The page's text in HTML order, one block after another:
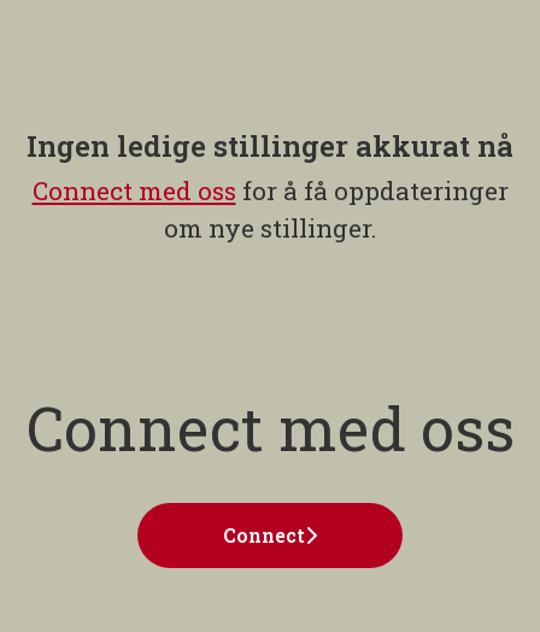
Ingen ledige stillinger akkurat nå
Connect med oss for å få oppdateringer
om nye stillinger.
Connect med oss
Connect